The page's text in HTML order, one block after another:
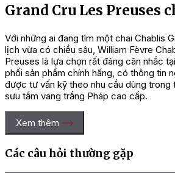
Grand Cru Les Preuses
Với những ai đang tìm một chai Chablis
lịch vừa có chiều sâu, William Fèvre
Preuses là lựa chọn rất đáng cân nhắc tại
phối sản phẩm chính hãng, có thông tin
được tư vấn kỹ theo nhu cầu dùng trong
sưu tầm vang trắng Pháp cao cấp.
Xem thêm
Các câu hỏi thường gặp